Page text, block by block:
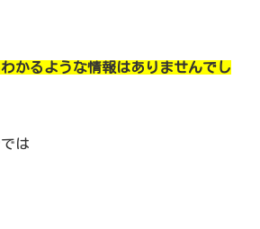
かるような情報はありませんでし
は